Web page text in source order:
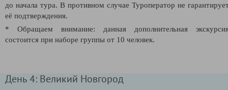
до начала тура. В противном случае Туроператор не
её подтверждения.
* Обращаем внимание: данная дополнительная
состоится при наборе группы от 10 человек.
День 4: Великий Новгород